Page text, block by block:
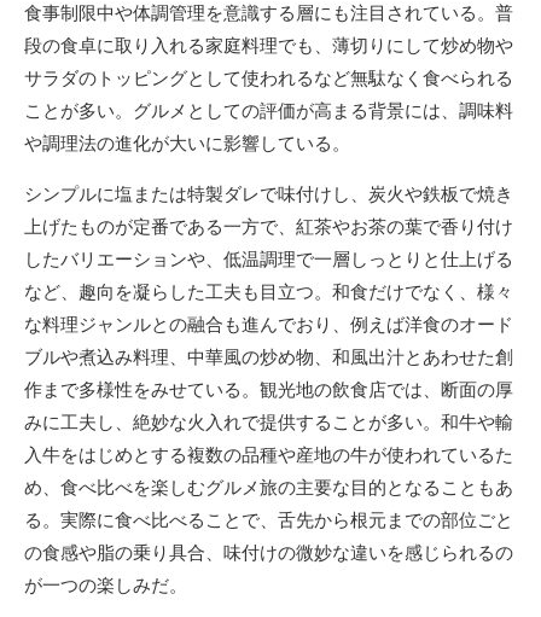
食事制限中や体調管理を意識する層にも注目されている。普
段の食卓に取り入れる家庭料理でも、薄切りにして炒め物や
サラダのトッピングとして使われるなど無駄なく食べられる
ことが多い。グルメとしての評価が高まる背景には、調味料
や調理法の進化が大いに影響している。
シンプルに塩または特製ダレで味付けし、炭火や鉄板で焼き
上げたものが定番である一方で、紅茶やお茶の葉で香り付け
したバリエーションや、低温調理で一層しっとりと仕上げる
など、趣向を凝らした工夫も目立つ。和食だけでなく、様々
な料理ジャンルとの融合も進んでおり、例えば洋食のオード
ブルや煮込み料理、中華風の炒め物、和風出汁とあわせた創
作まで多様性をみせている。観光地の飲食店では、断面の厚
みに工夫し、絶妙な火入れで提供することが多い。和牛や輸
入牛をはじめとする複数の品種や産地の牛が使われているた
め、食べ比べを楽しむグルメ旅の主要な目的となることもあ
る。実際に食べ比べることで、舌先から根元までの部位ごと
の食感や脂の乗り具合、味付けの微妙な違いを感じられるの
が一つの楽しみだ。